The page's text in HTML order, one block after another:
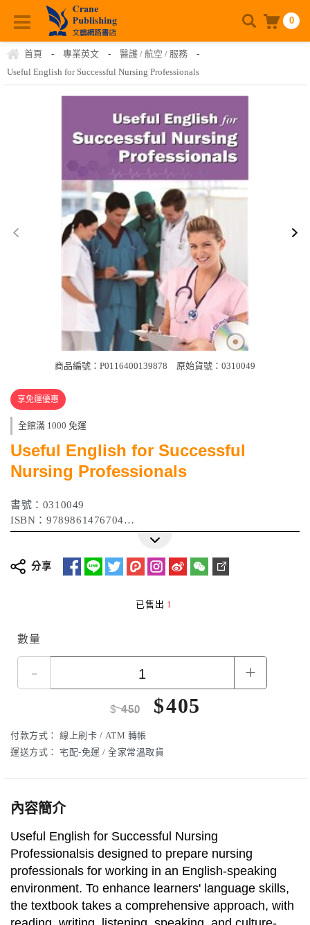
0
首頁 - 專業英文 - 醫護 / 航空 / 服務
-
Useful English for Successful Nursing Professionals
商品編號：P0116400139878 原始貨號：0310049
享免運優惠
全館滿 1000 免運
Useful English for Successful
Nursing Professionals
書號：0310049
ISBN：9789861476704
作者：楊名暖、Alex Lobdell、蘇秀妹
分享
已售出 1
數量
- +
$450 $405
付款方式： 線上刷卡 / ATM 轉帳
運送方式：
宅配-免運 / 全家常溫取貨
內容簡介
Useful English for Successful Nursing
Professionalsis designed to prepare nursing
professionals for working in an English-speaking
environment. To enhance learners' language skills,
the textbook takes a comprehensive approach, with